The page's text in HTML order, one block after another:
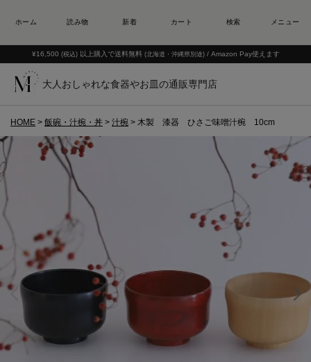
¥16,500 (税込) 以上購入で送料無料 (北海道・沖縄県別途) / Amazon Pay使えます
大人おしゃれな食器やお皿の通販専門店
HOME 飯碗・汁椀・丼 汁椀 木製 漆器 ひさご味噌汁椀 10cm